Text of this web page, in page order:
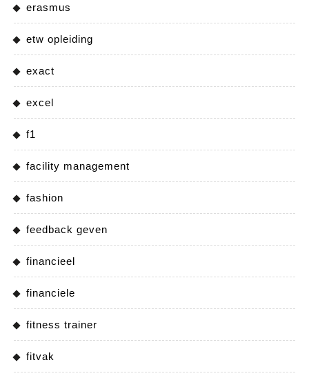
erasmus
etw opleiding
exact
excel
f1
facility management
fashion
feedback geven
financieel
financiele
fitness trainer
fitvak